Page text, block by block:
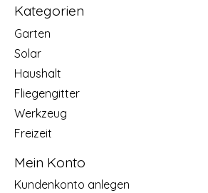
Kategorien
Garten
Solar
Haushalt
Fliegengitter
Werkzeug
Freizeit
Mein Konto
Kundenkonto anlegen